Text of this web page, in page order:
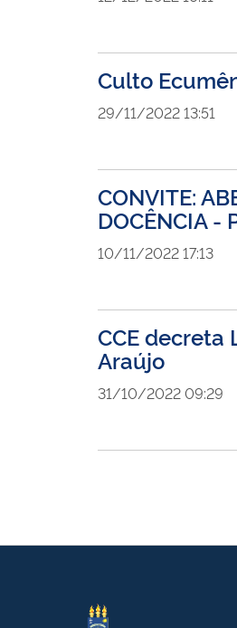
Culto
29/11/2022 13:51
CONVITE:
DOCÊNCIA -
10/11/2022 17:13
CCE decreta
Araújo
31/10/2022 09:29